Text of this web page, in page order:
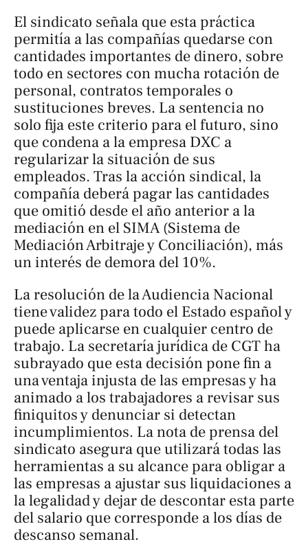
El sindicato señala que esta práctica
permitía a las compañías quedarse con
cantidades importantes de dinero, sobre
todo en sectores con mucha rotación de
personal, contratos temporales o
sustituciones breves. La sentencia no
solo fija este criterio para el futuro, sino
que condena a la empresa DXC a
regularizar la situación de sus
empleados. Tras la acción sindical, la
compañía deberá pagar las cantidades
que omitió desde el año anterior a la
mediación en el SIMA (Sistema de
Mediación Arbitraje y Conciliación), más
un interés de demora del 10%.
La resolución de la Audiencia Nacional
tiene validez para todo el Estado español y
puede aplicarse en cualquier centro de
trabajo. La secretaría jurídica de CGT ha
subrayado que esta decisión pone fin a
una ventaja injusta de las empresas y ha
animado a los trabajadores a revisar sus
finiquitos y denunciar si detectan
incumplimientos. La nota de prensa del
sindicato asegura que utilizará todas las
herramientas a su alcance para obligar a
las empresas a ajustar sus liquidaciones a
la legalidad y dejar de descontar esta parte
del salario que corresponde a los días de
descanso semanal.